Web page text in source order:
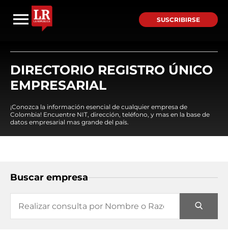
SUSCRIBIRSE
DIRECTORIO REGISTRO ÚNICO
EMPRESARIAL
¡Conozca la información esencial de cualquier empresa de
Colombia! Encuentre NIT, dirección, teléfono, y mas en la base de
datos empresarial mas grande del país.
Buscar empresa